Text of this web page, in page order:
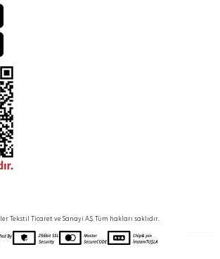
Tekstil Ticaret ve Sanayi A.Ş. Tüm hakları saklıdır.